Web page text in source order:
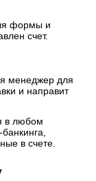
формы и
счет.
менеджер для
и направит
в любом
в счете.